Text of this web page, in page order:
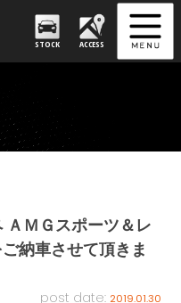
STOCK ACCESS
ＡＭＧスポーツ＆レ
納車させて頂きま
post date: 2019.01.30